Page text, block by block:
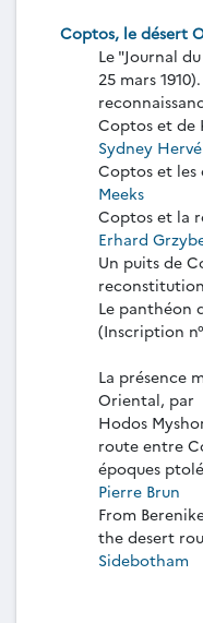
Coptos, le désert
Le "Journal
25 mars
Coptos et de
Sydney
Coptos et les
Meeks
Coptos et la
Erhard
Un puits de
Le panthéon
(Inscription
La présence
Oriental, par
Hodos
route entre
époques
Pierre Brun
From
the desert
Sidebotham